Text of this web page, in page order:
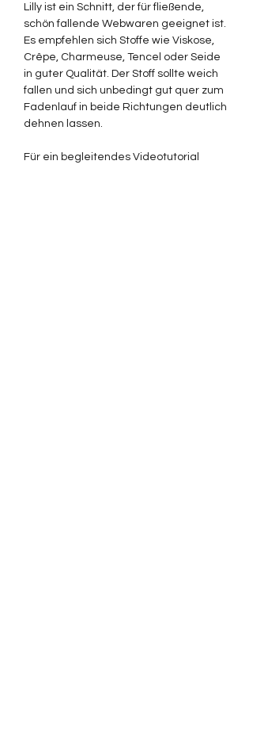
Lilly ist ein Schnitt, der für fließende,
schön fallende Webwaren geeignet ist.
Es empfehlen sich Stoffe wie Viskose,
Crêpe, Charmeuse, Tencel oder Seide
in guter Qualität. Der Stoff sollte weich
fallen und sich unbedingt gut quer zum
Fadenlauf in beide Richtungen deutlich
dehnen lassen.
Für ein begleitendes Videotutorial